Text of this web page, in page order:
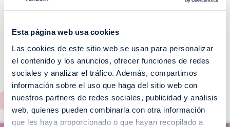
Esta página web usa cookies
Las cookies de este sitio web se usan para personalizar
el contenido y los anuncios, ofrecer funciones de redes
sociales y analizar el tráfico. Además, compartimos
información sobre el uso que haga del sitio web con
nuestros partners de redes sociales, publicidad y análisis
web, quienes pueden combinarla con otra información
que les haya proporcionado o que hayan recopilado a
¡No te pierdas nuestros
EVENTOS!
Ver todos >